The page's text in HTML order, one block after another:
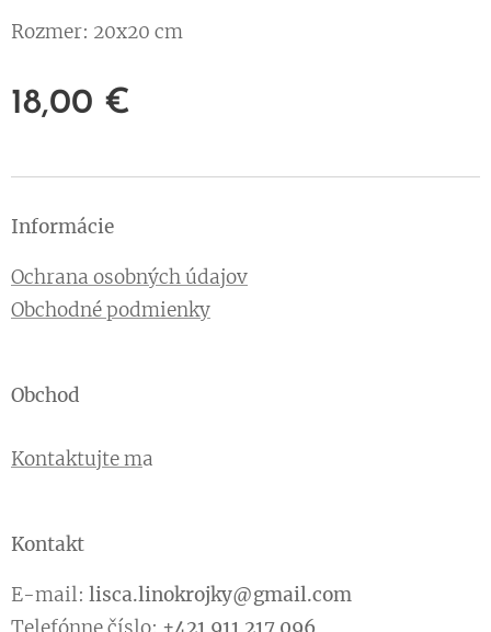
Rozmer: 20x20 cm
18,00 €
Informácie
Ochrana osobných údajov
Obchodné podmienky
Obchod
Kontaktujte ma
Kontakt
E-mail: lisca.linokrojky@gmail.com